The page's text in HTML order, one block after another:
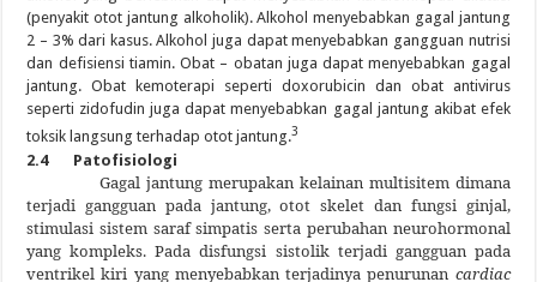
(penyakit otot jantung alkoholik). Alkohol menyebabkan gagal jantung
2 – 3% dari kasus. Alkohol juga dapat menyebabkan gangguan nutrisi
dan defisiensi tiamin. Obat – obatan juga dapat menyebabkan gagal
jantung. Obat kemoterapi seperti doxorubicin dan obat antivirus
seperti zidofudin juga dapat menyebabkan gagal jantung akibat efek
toksik langsung terhadap otot jantung.3
2.4 Patofisiologi
Gagal jantung merupakan kelainan multisitem dimana
terjadi gangguan pada jantung, otot skelet dan fungsi ginjal,
stimulasi sistem saraf simpatis serta perubahan neurohormonal
yang kompleks. Pada disfungsi sistolik terjadi gangguan pada
ventrikel kiri yang menyebabkan terjadinya penurunan cardiac